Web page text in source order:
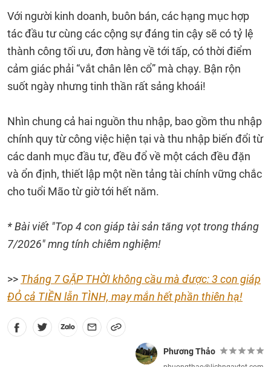
Với người kinh doanh, buôn bán, các hạng mục hợp
tác đầu tư cùng các cộng sự đáng tin cậy sẽ có tỷ lệ
thành công tối ưu, đơn hàng về tới tấp, có thời điểm
cảm giác phải “vắt chân lên cổ” mà chạy. Bận rộn
suốt ngày nhưng tinh thần rất sảng khoái!
Nhìn chung cả hai nguồn thu nhập, bao gồm thu nhập
chính quy từ công việc hiện tại và thu nhập biến đổi từ
các danh mục đầu tư, đều đổ về một cách đều đặn
và ổn định, thiết lập một nền tảng tài chính vững chắc
cho tuổi Mão từ giờ tới hết năm.
* Bài viết "Top 4 con giáp tài sản tăng vọt trong tháng
7/2026" mng tính chiêm nghiệm!
>> Tháng 7 GẶP THỜI không cầu mà được: 3 con giáp
ĐỎ cả TIỀN lẫn TÌNH, may mắn hết phần thiên hạ!
Phương Thảo